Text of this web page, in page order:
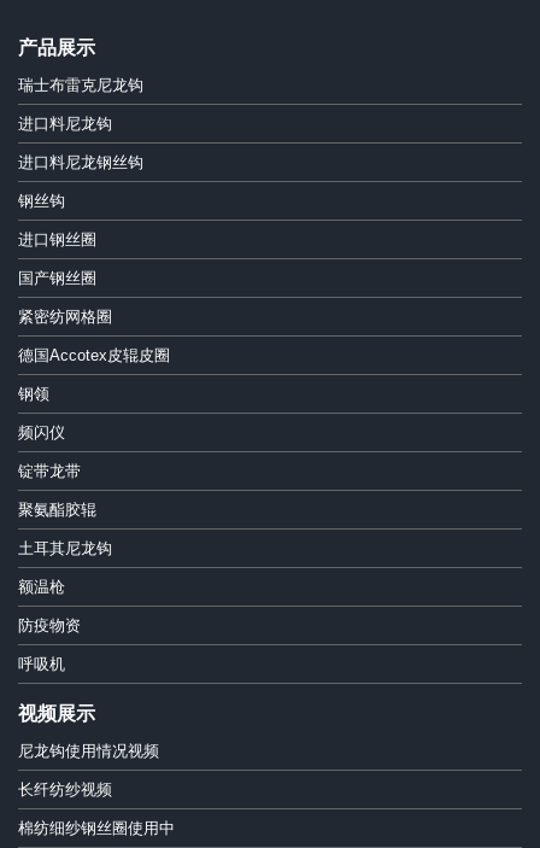
产品展示
瑞士布雷克尼龙钩
进口料尼龙钩
进口料尼龙钢丝钩
钢丝钩
进口钢丝圈
国产钢丝圈
紧密纺网格圈
德国Accotex皮辊皮圈
钢领
频闪仪
锭带龙带
聚氨酯胶辊
土耳其尼龙钩
额温枪
防疫物资
呼吸机
视频展示
尼龙钩使用情况视频
长纤纺纱视频
棉纺细纱钢丝圈使用中